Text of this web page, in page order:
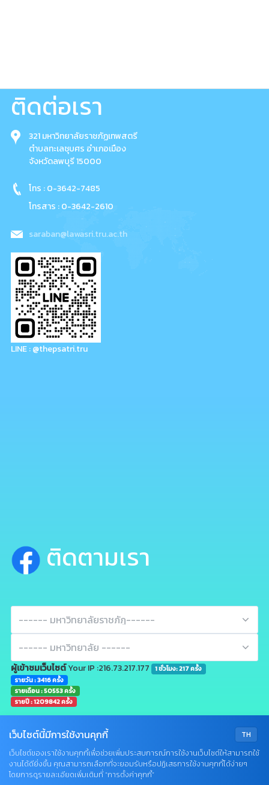
ติดต่อเรา
321 มหาวิทยาลัยราชภัฏเทพสตรี
ตำบลทะเลชุบศร อำเภอเมือง
จังหวัดลพบุรี 15000
โทร : 0-3642-7485
โทรสาร : 0-3642-2610
saraban@lawasri.tru.ac.th
LINE : @thepsatri.tru
ติดตามเรา
ผู้เข้าชมเว็บไซต์Your IP :216.73.217.177
1 ชั่วโมง: 217 ครั้ง
รายวัน : 3416 ครั้ง
รายเดือน : 50553 ครั้ง
รายปี : 1209842 ครั้ง
• Sitemap • Terms & Conditions
TH
เว็บไซต์นี้มีการใช้งานคุกกี้
เว็บไซต์ของเราใช้งานคุกกี้เพื่อช่วยเพิ่มประสบการณ์การใช้งานเว็บไซต์ให้สามารถใช้
งานได้ดียิ่งขึ้น คุณสามารถเลือกที่จะยอมรับหรือปฏิเสธการใช้งานคุกกี้ได้ง่ายๆ
โดยการดูรายละเอียดเพิ่มเติมที่ “การตั้งค่าคุกกี้”